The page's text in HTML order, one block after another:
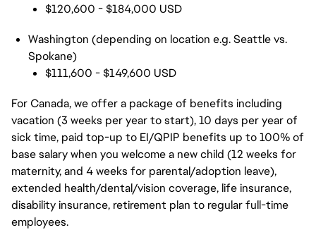
$120,600 - $184,000 USD
Washington (depending on location e.g. Seattle vs.
Spokane)
$111,600 - $149,600 USD
For Canada, we offer a package of benefits including
vacation (3 weeks per year to start), 10 days per year of
sick time, paid top-up to EI/QPIP benefits up to 100% of
base salary when you welcome a new child (12 weeks for
maternity, and 4 weeks for parental/adoption leave),
extended health/dental/vision coverage, life insurance,
disability insurance, retirement plan to regular full-time
employees.